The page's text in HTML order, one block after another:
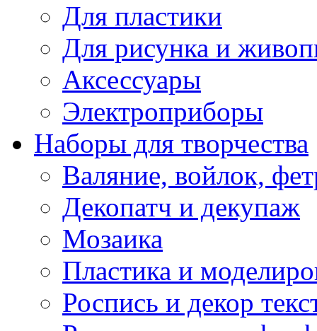
Для пластики
Для рисунка и
Аксессуары
Электроприборы
Наборы для творчества
Валяние, войлок,
Декопатч и декупаж
Мозаика
Пластика и
Роспись и декор